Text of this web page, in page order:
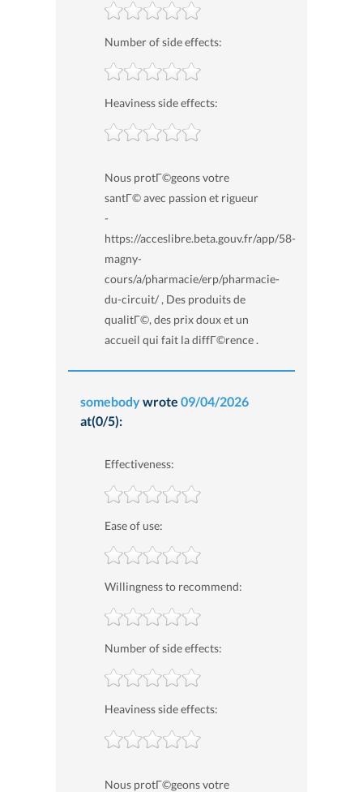
Number of side effects:
Heaviness side effects:
Nous protГ©geons votre
santГ© avec passion et rigueur
-
https://acceslibre.beta.gouv.fr/app/58-
magny-
cours/a/pharmacie/erp/pharmacie-
du-circuit/ , Des produits de
qualitГ©, des prix doux et un
accueil qui fait la diffГ©rence .
somebodywrote 09/04/2026
at(0/5):
Effectiveness:
Ease of use:
Willingness to recommend:
Number of side effects:
Heaviness side effects:
Nous protГ©geons votre